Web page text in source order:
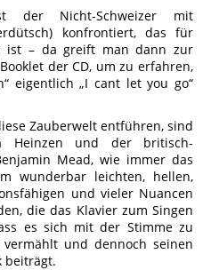
der Nicht-Schweizer mit
konfrontiert, das für
ist – da greift man dann zur
der CD, um zu erfahren,
eigentlich „I cant let you go“
Zauberwelt entführen, sind
Heinzen und der britisch-
Mead, wie immer das
wunderbar leichten, hellen,
und vieler Nuancen
die das Klavier zum Singen
es sich mit der Stimme zu
und dennoch seinen
beiträgt.